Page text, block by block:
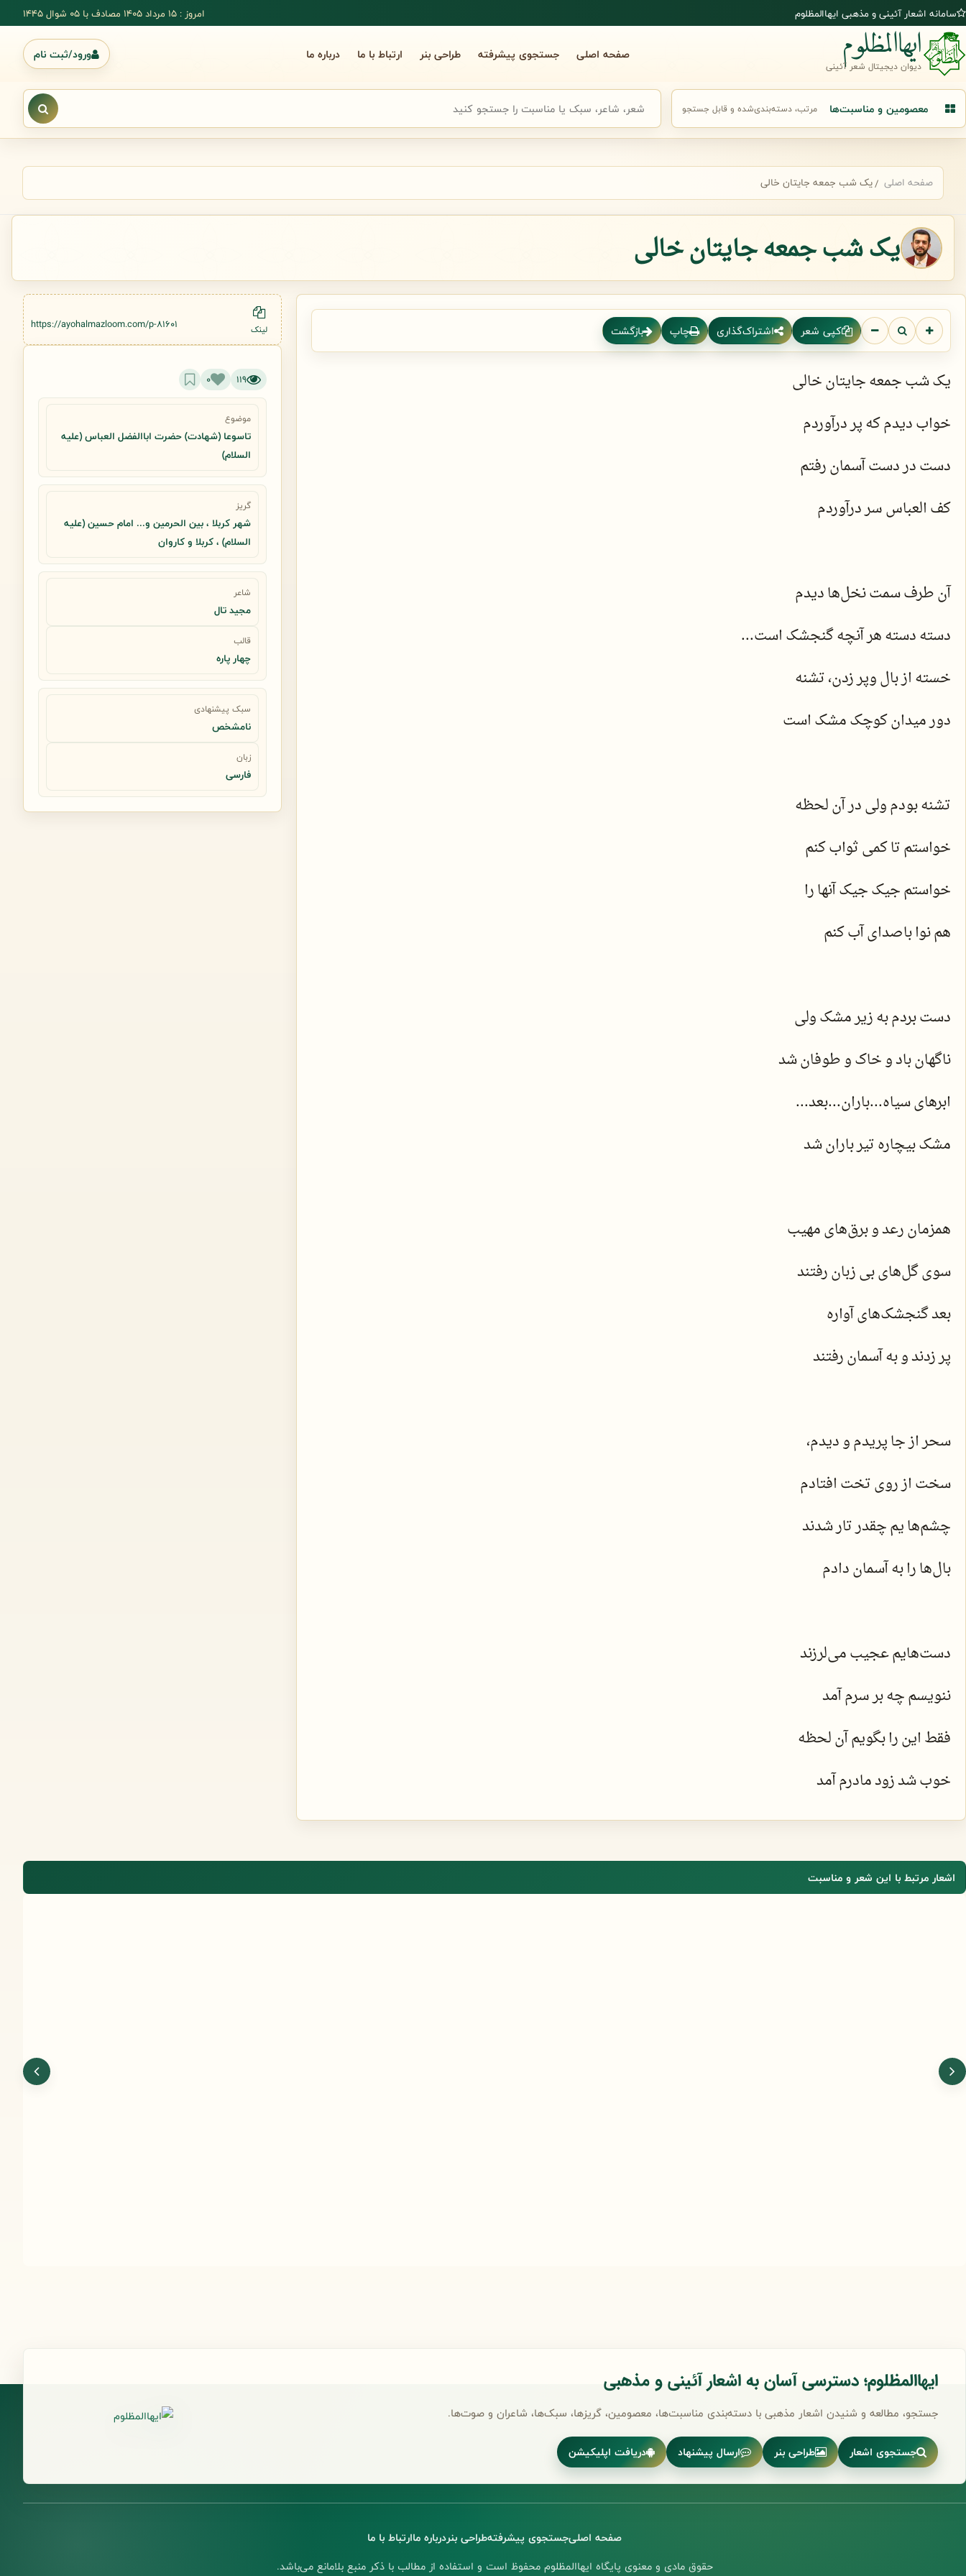
پرش به محتوای اصلی
سامانه اشعار آئینی و مذهبی ایهاالمظلوم امروز : 15 مرداد 1405 مصادف با ۰۵ شوال ۱۴۴۵
ایهاالمظلوم
دیوان دیجیتال شعر آئینی
صفحه اصلی جستجوی پیشرفته طراحی بنر ارتباط با ما درباره ما ورود/ثبت نام
معصومین و مناسبت‌ها مرتب، دسته‌بندی‌شده و قابل جستجو
جستجوی سریع شعر
صفحه اصلی یک شب جمعه جایتان خالی
یک شب جمعه جایتان خالی
کپی شعر اشتراک‌گذاری چاپ بازگشت
یک شب جمعه جایتان خالی
خواب دیدم که پر درآوردم
دست در دست آسمان رفتم
کف العباس سر درآوردم
آن طرف سمت نخل‌ها دیدم
دسته دسته هر آنچه گنجشک است...
خسته از بال وپر زدن، تشنه
دور میدان کوچک مشک است
تشنه بودم ولی در آن لحظه
خواستم تا کمی ثواب کنم
خواستم جیک جیک آنها را
هم نوا باصدای آب کنم
دست بردم به زیر مشک ولی
ناگهان باد و خاک و طوفان شد
ابرهای سیاه...باران...بعد...
مشک بیچاره تیر باران شد
همزمان رعد و برق‌های مهیب
سوی گل‌های بی زبان رفتند
بعد گنجشک‌های آواره
پر زدند و به آسمان رفتند
سحر از جا پریدم و دیدم،
سخت از روی تخت افتادم
چشم‌ها یم چقدر تار شدند
بال‌ها را به آسمان دادم
دست‌هایم عجیب می‌لرزند
ننویسم چه بر سرم آمد
فقط این را بگویم آن لحظه
خوب شد زود مادرم آمد
لینک https://ayohalmazloom.com/p-81601
119
0
موضوع
تاسوعا (شهادت) حضرت اباالفضل العباس (علیه
السلام)
گریز
شهر کربلا ، بین الحرمین و... امام حسین (علیه
السلام) ، کربلا و کاروان
شاعر
مجید تال
قالب
چهار پاره
سبک پیشنهادی
نامشخص
زبان
فارسی
اشعار مرتبط با این شعر و مناسبت
ایهاالمظلوم؛ دسترسی آسان به اشعار آئینی و مذهبی
جستجو، مطالعه و شنیدن اشعار مذهبی با دسته‌بندی مناسبت‌ها، معصومین، گریزها، سبک‌ها، شاعران و صوت‌ها.
جستجوی اشعار طراحی بنر ارسال پیشنهاد دریافت اپلیکیشن
صفحه اصلیجستجوی پیشرفتهطراحی بنردرباره ماارتباط با ما
حقوق مادی و معنوی پایگاه ایهاالمظلوم محفوظ است و استفاده از مطالب با ذکر منبع بلامانع می‌باشد.